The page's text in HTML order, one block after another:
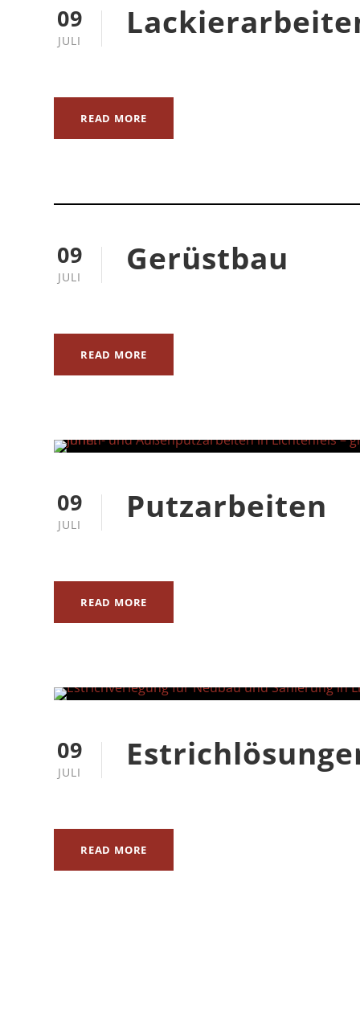
09
JULI
READ MORE
09
JULI Gerüstbau
READ MORE
09
JULI Putzarbeiten
READ MORE
09
JULI
READ MORE
john gmbh
09571.973804-0